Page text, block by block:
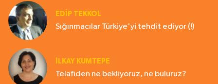
EDIP TEKKOL
Sığınmacılar Türkiye'yi tehdit ediyor (!)
İLKAY KUMTEPE
Telafiden ne bekliyoruz, ne buluruz?